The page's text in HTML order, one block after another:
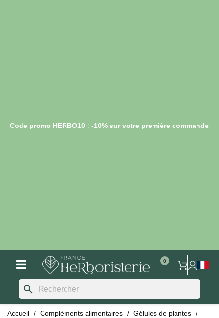
Code promo HERBO10 : -10% sur votre première commande
search
Accueil Compléments alimentaires
Gélules de plantes